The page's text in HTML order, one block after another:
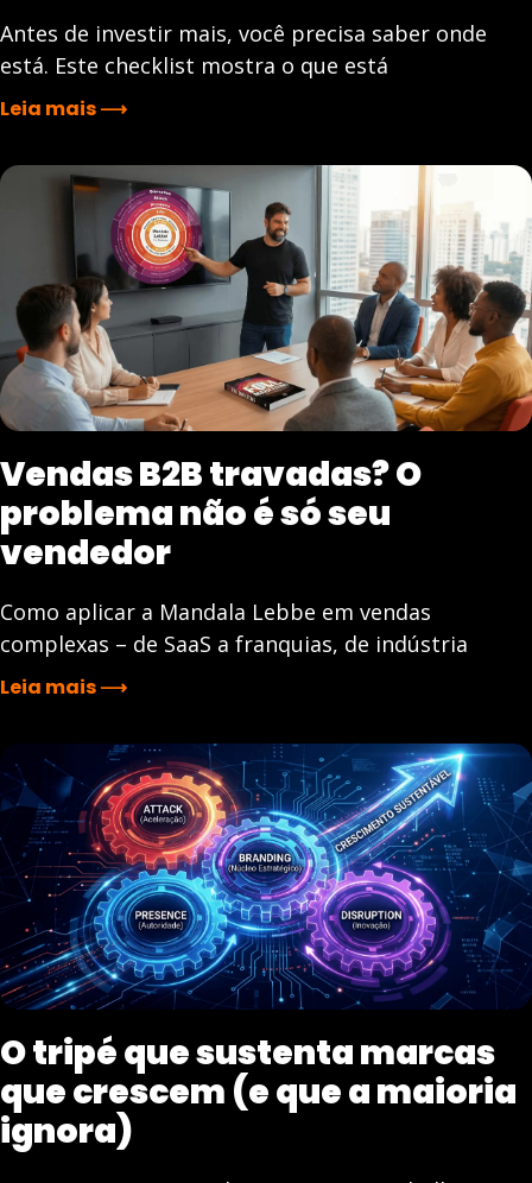
Antes de investir mais, você precisa saber onde
está. Este checklist mostra o que está
Leia mais ⟶
Vendas B2B travadas? O
problema não é só seu
vendedor
Como aplicar a Mandala Lebbe em vendas
complexas – de SaaS a franquias, de indústria
Leia mais ⟶
O tripé que sustenta marcas
que crescem (e que a maioria
ignora)